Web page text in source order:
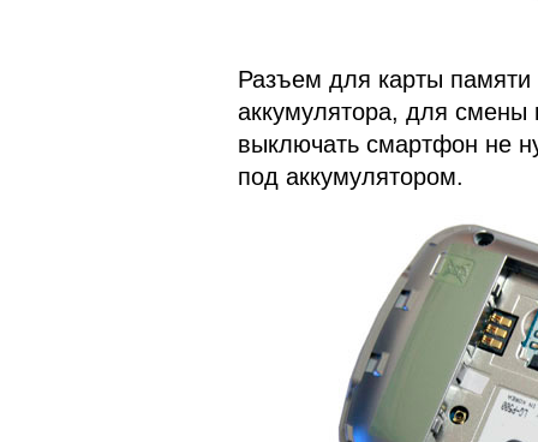
Разъем для карты
аккумулятора, для смены
выключать смартфон не
под аккумулятором.